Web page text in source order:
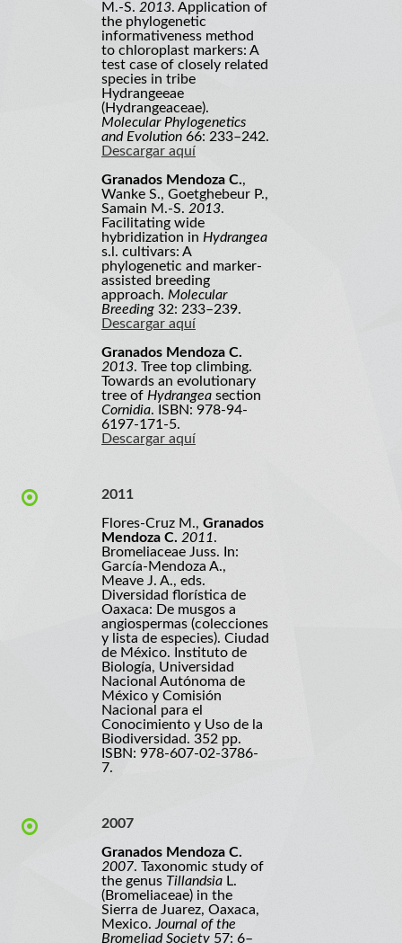
M.-S. 2013. Application of
the phylogenetic
informativeness method
to chloroplast markers: A
test case of closely related
species in tribe
Hydrangeeae
(Hydrangeaceae).
Molecular Phylogenetics
and Evolution 66: 233–242.
Descargar aquí
Granados Mendoza C.,
Wanke S., Goetghebeur P.,
Samain M.-S. 2013.
Facilitating wide
hybridization in Hydrangea
s.l. cultivars: A
phylogenetic and marker-
assisted breeding
approach. Molecular
Breeding 32: 233–239.
Descargar aquí
Granados Mendoza C.
2013. Tree top climbing.
Towards an evolutionary
tree of Hydrangea section
Cornidia. ISBN: 978-94-
6197-171-5.
Descargar aquí
2011
Flores-Cruz M., Granados
Mendoza C. 2011.
Bromeliaceae Juss. In:
García-Mendoza A.,
Meave J. A., eds.
Diversidad florística de
Oaxaca: De musgos a
angiospermas (colecciones
y lista de especies). Ciudad
de México. Instituto de
Biología, Universidad
Nacional Autónoma de
México y Comisión
Nacional para el
Conocimiento y Uso de la
Biodiversidad. 352 pp.
ISBN: 978-607-02-3786-
7.
2007
Granados Mendoza C.
2007. Taxonomic study of
the genus Tillandsia L.
(Bromeliaceae) in the
Sierra de Juarez, Oaxaca,
Mexico.Journal of the
Bromeliad Society 57: 6–